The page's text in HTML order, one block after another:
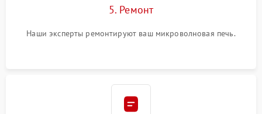
5. Ремонт
Наши эксперты ремонтируют ваш микроволновая печь.